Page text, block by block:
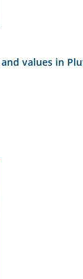
values in